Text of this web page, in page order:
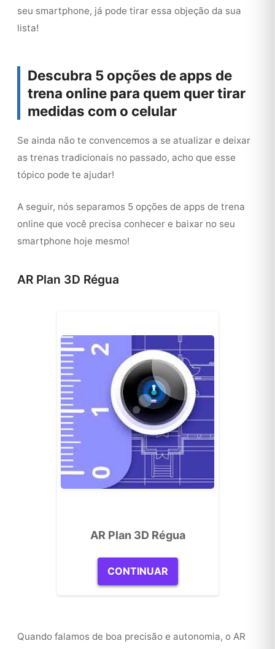
seu smartphone, já pode tirar essa objeção da sua
lista!
Descubra 5 opções de apps de
trena online para quem quer tirar
medidas com o celular
Se ainda não te convencemos a se atualizar e deixar
as trenas tradicionais no passado, acho que esse
tópico pode te ajudar!
A seguir, nós separamos 5 opções de apps de trena
online que você precisa conhecer e baixar no seu
smartphone hoje mesmo!
AR Plan 3D Régua
AR Plan 3D Régua
CONTINUAR
Quando falamos de boa precisão e autonomia, o AR